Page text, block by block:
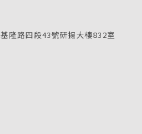
隆路四段43號研揚大樓832室